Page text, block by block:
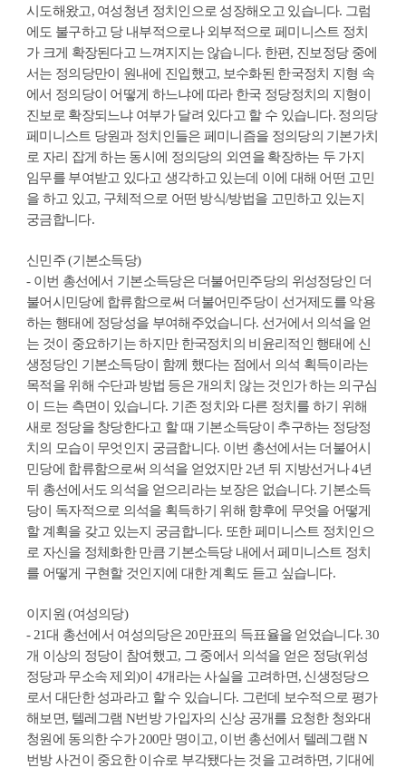
시도해왔고, 여성청년 정치인으로 성장해오고 있습니다. 그럼
에도 불구하고 당 내부적으로나 외부적으로 페미니스트 정치
가 크게 확장된다고 느껴지지는 않습니다. 한편, 진보정당 중에
서는 정의당만이 원내에 진입했고, 보수화된 한국정치 지형 속
에서 정의당이 어떻게 하느냐에 따라 한국 정당정치의 지형이
진보로 확장되느냐 여부가 달려 있다고 할 수 있습니다. 정의당
페미니스트 당원과 정치인들은 페미니즘을 정의당의 기본가치
로 자리 잡게 하는 동시에 정의당의 외연을 확장하는 두 가지
임무를 부여받고 있다고 생각하고 있는데 이에 대해 어떤 고민
을 하고 있고, 구체적으로 어떤 방식/방법을 고민하고 있는지
궁금합니다.
신민주 (기본소득당)
- 이번 총선에서 기본소득당은 더불어민주당의 위성정당인 더
불어시민당에 합류함으로써 더불어민주당이 선거제도를 악용
하는 행태에 정당성을 부여해주었습니다. 선거에서 의석을 얻
는 것이 중요하기는 하지만 한국정치의 비윤리적인 행태에 신
생정당인 기본소득당이 함께 했다는 점에서 의석 획득이라는
목적을 위해 수단과 방법 등은 개의치 않는 것인가 하는 의구심
이 드는 측면이 있습니다. 기존 정치와 다른 정치를 하기 위해
새로 정당을 창당한다고 할 때 기본소득당이 추구하는 정당정
치의 모습이 무엇인지 궁금합니다. 이번 총선에서는 더불어시
민당에 합류함으로써 의석을 얻었지만 2년 뒤 지방선거나 4년
뒤 총선에서도 의석을 얻으리라는 보장은 없습니다. 기본소득
당이 독자적으로 의석을 획득하기 위해 향후에 무엇을 어떻게
할 계획을 갖고 있는지 궁금합니다. 또한 페미니스트 정치인으
로 자신을 정체화한 만큼 기본소득당 내에서 페미니스트 정치
를 어떻게 구현할 것인지에 대한 계획도 듣고 싶습니다.
이지원 (여성의당)
- 21대 총선에서 여성의당은 20만표의 득표율을 얻었습니다. 30
개 이상의 정당이 참여했고, 그 중에서 의석을 얻은 정당(위성
정당과 무소속 제외)이 4개라는 사실을 고려하면, 신생정당으
로서 대단한 성과라고 할 수 있습니다. 그런데 보수적으로 평가
해보면, 텔레그램 N번방 가입자의 신상 공개를 요청한 청와대
청원에 동의한 수가 200만 명이고, 이번 총선에서 텔레그램 N
번방 사건이 중요한 이슈로 부각됐다는 것을 고려하면, 기대에